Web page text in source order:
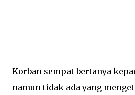
Korban sempat bertanya
namun tidak ada yang